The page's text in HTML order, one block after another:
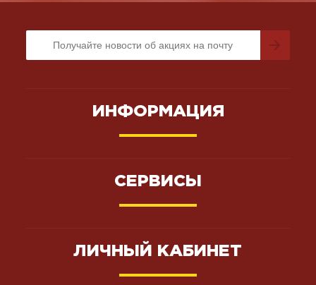
ИНФОРМАЦИЯ
СЕРВИСЫ
ЛИЧНЫЙ КАБИНЕТ